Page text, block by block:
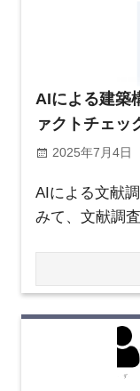
AIによる建築
ァクトチェッ
2025年7月4日
AIによる文献
みて、文献調